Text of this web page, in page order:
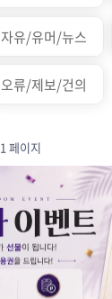
자유/유머/뉴스
오류/제보/건의
1 페이지